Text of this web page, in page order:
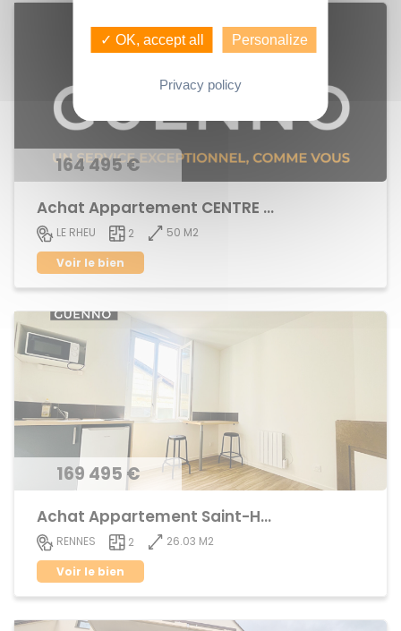
164 495 €
Achat Appartement CENTRE BOURG
LE RHEU 2
50 M2
Voir le bien
169 495 €
Achat Appartement Saint-Helier
RENNES 2
26.03 M2
Voir le bien
✓ OK, accept all Personalize
Privacy policy